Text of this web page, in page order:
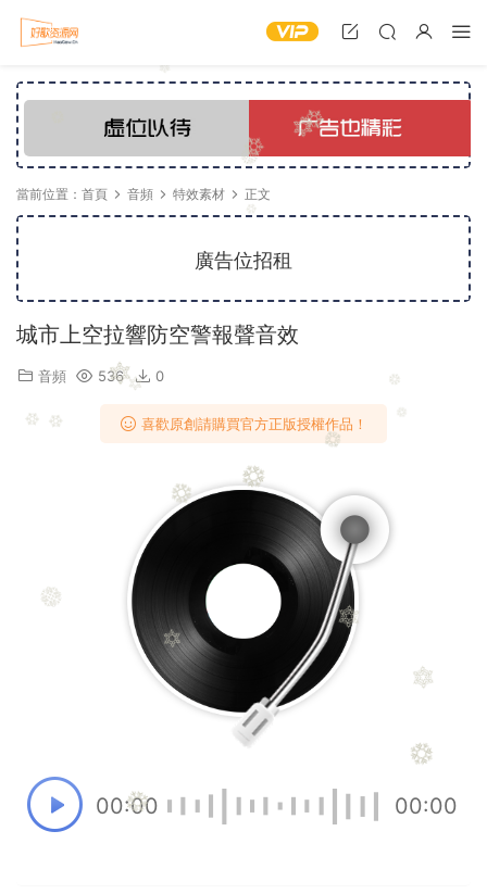
當前位置： 首頁 音頻 特效素材 正文
廣告位招租
城市上空拉響防空警報聲音效
音頻 536 0
喜歡原創請購買官方正版授權作品！
00:00 00:00